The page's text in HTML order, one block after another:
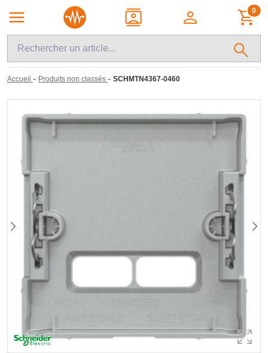
0
Accueil - Produits non classés - SCHMTN4367-0460